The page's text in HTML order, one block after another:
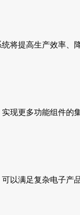
将提高生产效率、
现更多功能组件的
以满足复杂电子产